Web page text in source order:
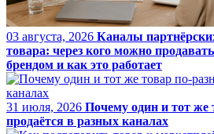
03 августа, 2026 Каналы
товара: через кого можно
брендом и как это работает
31 июля, 2026 Почему один и тот же
продаётся в разных каналах